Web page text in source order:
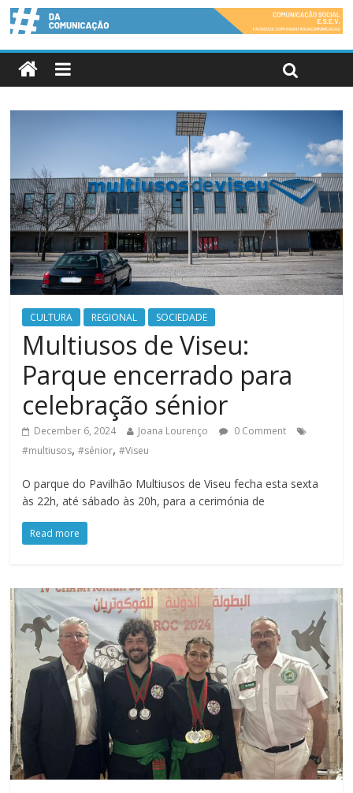
CULTURA REGIONAL SOCIEDADE
Multiusos de Viseu:
Parque encerrado para
celebração sénior
December 6, 2024 Joana Lourenço
0 Comment
#multiusos,#sénior,#Viseu
O parque do Pavilhão Multiusos de Viseu fecha esta sexta
às 22h, até sábado às 20h, para a cerimónia de
Read more